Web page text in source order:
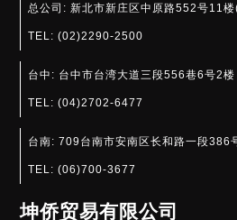
总公司:新北市新庄区中原路552号11
TEL:(02)2290-2500
台中: 台中市台湾大道三段556巷6号2楼
TEL:(04)2702-6477
台南:709台南市安南区长和路一段386
TEL:(06)700-3677
坤侨贸易有限公司